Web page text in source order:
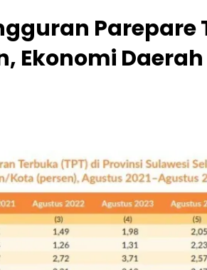
Parepare
Ekonomi